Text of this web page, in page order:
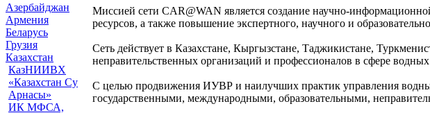
Азербайджан
Армения
Беларусь
Грузия
Казахстан
КазНИИВХ
«Казахстан Су
Арнасы»
ИК МФСА,
Миссией сети CAR@WAN является создание научно-
ресурсов, а также повышение экспертного, научного и
Сеть действует в Казахстане, Кыргызстане, Таджикистане,
неправительственных организаций и профессионалов в сфере водных
С целью продвижения ИУВР и наилучших практик управления
государственными, международными, образовательными,